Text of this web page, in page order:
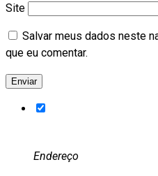
Site
Salvar meus dados neste
que eu comentar.
Endereço